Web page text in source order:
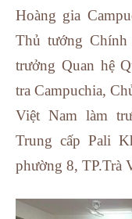
Hoàng gia
Thủ tướng Chính
trưởng Quan hệ
tra Campuchia,
Việt Nam làm
Trung cấp Pali
phường 8, TP.Trà